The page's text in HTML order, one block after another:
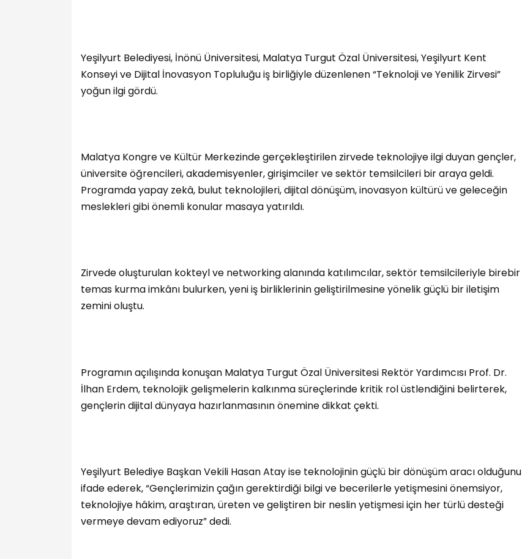
Yeşilyurt Belediyesi, İnönü Üniversitesi, Malatya Turgut Özal Üniversitesi, Yeşilyurt Kent
Konseyi ve Dijital İnovasyon Topluluğu iş birliğiyle düzenlenen “Teknoloji ve Yenilik Zirvesi”
yoğun ilgi gördü.
Malatya Kongre ve Kültür Merkezinde gerçekleştirilen zirvede teknolojiye ilgi duyan gençler,
üniversite öğrencileri, akademisyenler, girişimciler ve sektör temsilcileri bir araya geldi.
Programda yapay zekâ, bulut teknolojileri, dijital dönüşüm, inovasyon kültürü ve geleceğin
meslekleri gibi önemli konular masaya yatırıldı.
Zirvede oluşturulan kokteyl ve networking alanında katılımcılar, sektör temsilcileriyle birebir
temas kurma imkânı bulurken, yeni iş birliklerinin geliştirilmesine yönelik güçlü bir iletişim
zemini oluştu.
Programın açılışında konuşan Malatya Turgut Özal Üniversitesi Rektör Yardımcısı Prof. Dr.
İlhan Erdem, teknolojik gelişmelerin kalkınma süreçlerinde kritik rol üstlendiğini belirterek,
gençlerin dijital dünyaya hazırlanmasının önemine dikkat çekti.
Yeşilyurt Belediye Başkan Vekili Hasan Atay ise teknolojinin güçlü bir dönüşüm aracı olduğunu
ifade ederek, “Gençlerimizin çağın gerektirdiği bilgi ve becerilerle yetişmesini önemsiyor,
teknolojiye hâkim, araştıran, üreten ve geliştiren bir neslin yetişmesi için her türlü desteği
vermeye devam ediyoruz” dedi.